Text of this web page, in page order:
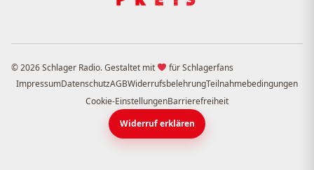
© 2026 Schlager Radio. Gestaltet mit
für Schlagerfans
ImpressumDatenschutzAGBWiderrufsbelehrungTeilnahmebedingungen
Cookie-EinstellungenBarrierefreiheit
Widerruf erklären